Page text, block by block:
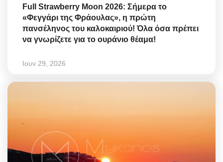
Full Strawberry Moon 2026: Σήμερα το
«Φεγγάρι της Φράουλας», η πρώτη
πανσέληνος του καλοκαιριού! Όλα όσα πρέπει
να γνωρίζετε για το ουράνιο θέαμα!
Ιουν 29, 2026